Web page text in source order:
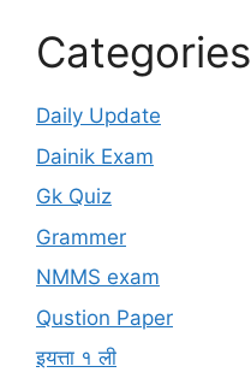
Categories
Daily Update
Dainik Exam
Gk Quiz
Grammer
NMMS exam
Qustion Paper
इयत्ता १ ली